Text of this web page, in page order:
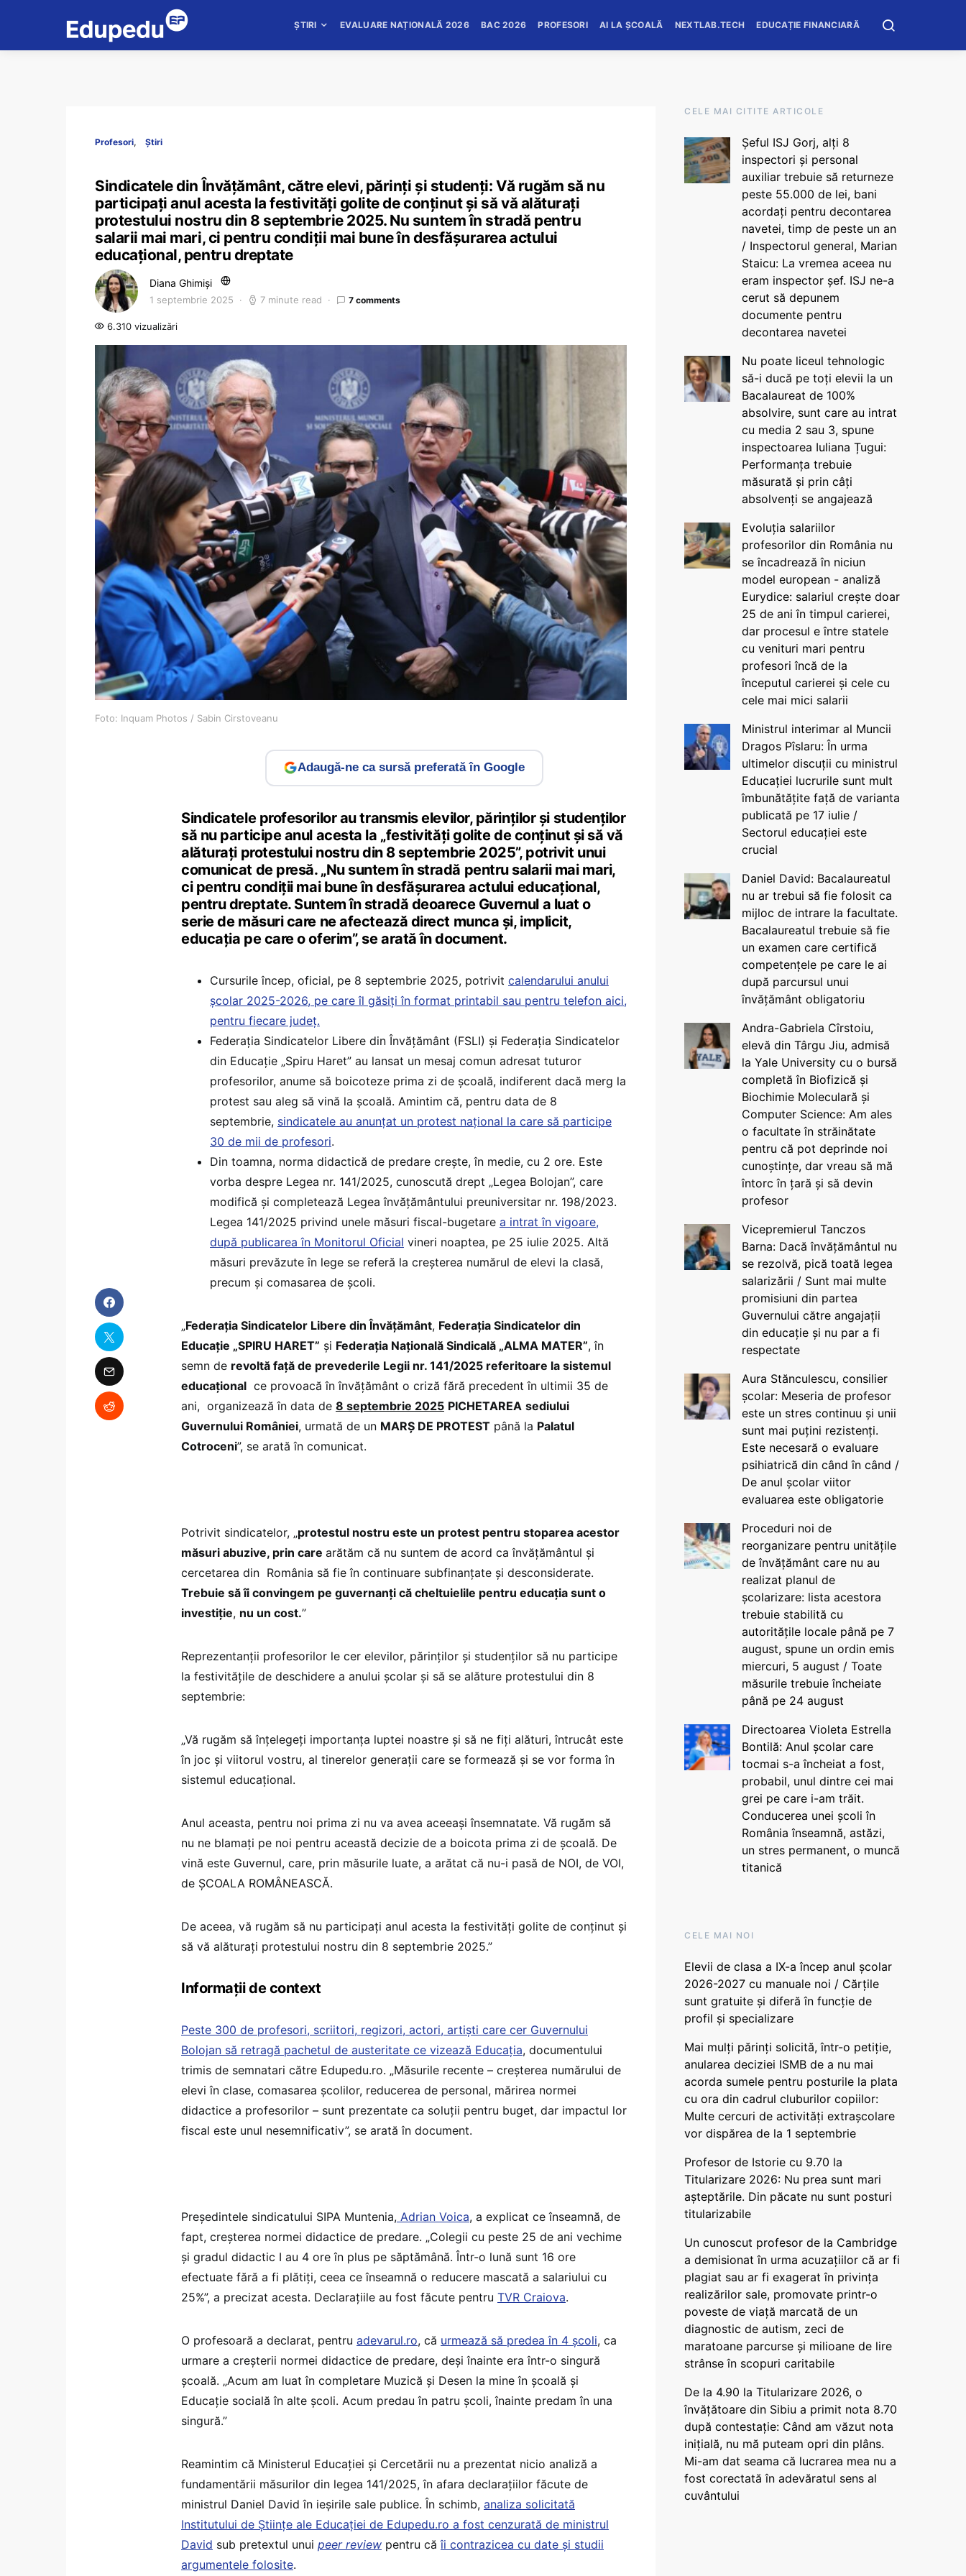
ȘTIRI EVALUARE NAȚIONALĂ 2026 BAC 2026 PROFESORI AI LA ȘCOALĂ NEXTLAB.TECH EDUCAȚIE FINANCIARĂ
Profesori Știri
Sindicatele din Învățământ, către elevi, părinți și studenți: Vă rugăm să nu
participați anul acesta la festivități golite de conținut și să vă alăturați
protestului nostru din 8 septembrie 2025. Nu suntem în stradă pentru
salarii mai mari, ci pentru condiții mai bune în desfășurarea actului
educațional, pentru dreptate
Diana Ghimiși
1 septembrie 2025 7 minute read 7 comments
6.310 vizualizări
Foto: Inquam Photos / Sabin Cirstoveanu
Adaugă-ne ca sursă preferată în Google
Sindicatele profesorilor au transmis elevilor, părinților și studenților
să nu participe anul acesta la „festivități golite de conținut și să vă
alăturați protestului nostru din 8 septembrie 2025”, potrivit unui
comunicat de presă. „Nu suntem în stradă pentru salarii mai mari,
ci pentru condiții mai bune în desfășurarea actului educațional,
pentru dreptate. Suntem în stradă deoarece Guvernul a luat o
serie de măsuri care ne afectează direct munca și, implicit,
educația pe care o oferim”, se arată în document.
Cursurile încep, oficial, pe 8 septembrie 2025, potrivit calendarului anului
școlar 2025-2026, pe care îl găsiți în format printabil sau pentru telefon aici,
pentru fiecare județ.
Federația Sindicatelor Libere din Învățământ (FSLI) și Federația Sindicatelor
din Educație „Spiru Haret” au lansat un mesaj comun adresat tuturor
profesorilor, anume să boicoteze prima zi de școală, indiferent dacă merg la
protest sau aleg să vină la școală. Amintim că, pentru data de 8
septembrie, sindicatele au anunțat un protest național la care să participe
30 de mii de profesori.
Din toamna, norma didactică de predare crește, în medie, cu 2 ore. Este
vorba despre Legea nr. 141/2025, cunoscută drept „Legea Bolojan”, care
modifică și completează Legea învățământului preuniversitar nr. 198/2023.
Legea 141/2025 privind unele măsuri fiscal-bugetare a intrat în vigoare,
după publicarea în Monitorul Oficial vineri noaptea, pe 25 iulie 2025. Altă
măsuri prevăzute în lege se referă la creșterea numărul de elevi la clasă,
precum și comasarea de școli.
„Federația Sindicatelor Libere din Învățământ, Federația Sindicatelor din
Educație „SPIRU HARET” și Federația Națională Sindicală „ALMA MATER”, în
semn de revoltă față de prevederile Legii nr. 141/2025 referitoare la sistemul
educațional ce provoacă în învățământ o criză fără precedent în ultimii 35 de
ani, organizează în data de 8 septembrie 2025 PICHETAREA sediului
Guvernului României, urmată de un MARȘ DE PROTEST până la Palatul
Cotroceni”, se arată în comunicat.
Potrivit sindicatelor, „protestul nostru este un protest pentru stoparea acestor
măsuri abuzive, prin care arătăm că nu suntem de acord ca învățământul și
cercetarea din România să fie în continuare subfinanțate și desconsiderate.
Trebuie să îi convingem pe guvernanți că cheltuielile pentru educația sunt o
investiție, nu un cost.”
Reprezentanții profesorilor le cer elevilor, părinților și studenților să nu participe
la festivitățile de deschidere a anului școlar și să se alăture protestului din 8
septembrie:
„Vă rugăm să înțelegeți importanța luptei noastre și să ne fiți alături, întrucât este
în joc și viitorul vostru, al tinerelor generații care se formează și se vor forma în
sistemul educațional.
Anul aceasta, pentru noi prima zi nu va avea aceeași însemnatate. Vă rugăm să
nu ne blamați pe noi pentru această decizie de a boicota prima zi de școală. De
vină este Guvernul, care, prin măsurile luate, a arătat că nu-i pasă de NOI, de VOI,
de ȘCOALA ROMÂNEASCĂ.
De aceea, vă rugăm să nu participați anul acesta la festivități golite de conținut și
să vă alăturați protestului nostru din 8 septembrie 2025.”
Informații de context
Peste 300 de profesori, scriitori, regizori, actori, artiști care cer Guvernului
Bolojan să retragă pachetul de austeritate ce vizează Educația, documentului
trimis de semnatari către Edupedu.ro. „Măsurile recente – creșterea numărului de
elevi în clase, comasarea școlilor, reducerea de personal, mărirea normei
didactice a profesorilor – sunt prezentate ca soluții pentru buget, dar impactul lor
fiscal este unul nesemnificativ”, se arată în document.
Președintele sindicatului SIPA Muntenia, Adrian Voica, a explicat ce înseamnă, de
fapt, creșterea normei didactice de predare. „Colegii cu peste 25 de ani vechime
și gradul didactic I au 4 ore în plus pe săptămână. Într-o lună sunt 16 ore
efectuate fără a fi plătiți, ceea ce înseamnă o reducere mascată a salariului cu
25%”, a precizat acesta. Declarațiile au fost făcute pentru TVR Craiova.
O profesoară a declarat, pentru adevarul.ro, că urmează să predea în 4 școli, ca
urmare a creșterii normei didactice de predare, deși înainte era într-o singură
școală. „Acum am luat în completare Muzică și Desen la mine în școală și
Educație socială în alte școli. Acum predau în patru școli, înainte predam în una
singură.”
Reamintim că Ministerul Educației și Cercetării nu a prezentat nicio analiză a
fundamentării măsurilor din legea 141/2025, în afara declarațiilor făcute de
ministrul Daniel David în ieșirile sale publice. În schimb, analiza solicitată
Institutului de Științe ale Educației de Edupedu.ro a fost cenzurată de ministrul
David sub pretextul unui peer review pentru căîi contrazicea cu date și studii
argumentele folosite.
CELE MAI CITITE ARTICOLE
Șeful ISJ Gorj, alți 8
inspectori și personal
auxiliar trebuie să returneze
peste 55.000 de lei, bani
acordați pentru decontarea
navetei, timp de peste un an
/ Inspectorul general, Marian
Staicu: La vremea aceea nu
eram inspector șef. ISJ ne-a
cerut să depunem
documente pentru
decontarea navetei
Nu poate liceul tehnologic
să-i ducă pe toți elevii la un
Bacalaureat de 100%
absolvire, sunt care au intrat
cu media 2 sau 3, spune
inspectoarea Iuliana Țugui:
Performanța trebuie
măsurată și prin câți
absolvenți se angajează
Evoluția salariilor
profesorilor din România nu
se încadrează în niciun
model european - analiză
Eurydice: salariul crește doar
25 de ani în timpul carierei,
dar procesul e între statele
cu venituri mari pentru
profesori încă de la
începutul carierei și cele cu
cele mai mici salarii
Ministrul interimar al Muncii
Dragos Pîslaru: În urma
ultimelor discuții cu ministrul
Educației lucrurile sunt mult
îmbunătățite față de varianta
publicată pe 17 iulie /
Sectorul educației este
crucial
Daniel David: Bacalaureatul
nu ar trebui să fie folosit ca
mijloc de intrare la facultate.
Bacalaureatul trebuie să fie
un examen care certifică
competențele pe care le ai
după parcursul unui
învățământ obligatoriu
Andra-Gabriela Cîrstoiu,
elevă din Târgu Jiu, admisă
la Yale University cu o bursă
completă în Biofizică și
Biochimie Moleculară și
Computer Science: Am ales
o facultate în străinătate
pentru că pot deprinde noi
cunoștințe, dar vreau să mă
întorc în țară și să devin
profesor
Vicepremierul Tanczos
Barna: Dacă învățământul nu
se rezolvă, pică toată legea
salarizării / Sunt mai multe
promisiuni din partea
Guvernului către angajații
din educație și nu par a fi
respectate
Aura Stănculescu, consilier
școlar: Meseria de profesor
este un stres continuu și unii
sunt mai puțini rezistenți.
Este necesară o evaluare
psihiatrică din când în când /
De anul școlar viitor
evaluarea este obligatorie
Proceduri noi de
reorganizare pentru unitățile
de învățământ care nu au
realizat planul de
școlarizare: lista acestora
trebuie stabilită cu
autoritățile locale până pe 7
august, spune un ordin emis
miercuri, 5 august / Toate
măsurile trebuie încheiate
până pe 24 august
Directoarea Violeta Estrella
Bontilă: Anul școlar care
tocmai s-a încheiat a fost,
probabil, unul dintre cei mai
grei pe care i-am trăit.
Conducerea unei școli în
România înseamnă, astăzi,
un stres permanent, o muncă
titanică
CELE MAI NOI
Elevii de clasa a IX-a încep anul școlar
2026-2027 cu manuale noi / Cărțile
sunt gratuite și diferă în funcție de
profil și specializare
Mai mulți părinți solicită, într-o petiție,
anularea deciziei ISMB de a nu mai
acorda sumele pentru posturile la plata
cu ora din cadrul cluburilor copiilor:
Multe cercuri de activități extrașcolare
vor dispărea de la 1 septembrie
Profesor de Istorie cu 9.70 la
Titularizare 2026: Nu prea sunt mari
așteptările. Din păcate nu sunt posturi
titularizabile
Un cunoscut profesor de la Cambridge
a demisionat în urma acuzațiilor că ar fi
plagiat sau ar fi exagerat în privința
realizărilor sale, promovate printr-o
poveste de viață marcată de un
diagnostic de autism, zeci de
maratoane parcurse și milioane de lire
strânse în scopuri caritabile
De la 4.90 la Titularizare 2026, o
învățătoare din Sibiu a primit nota 8.70
după contestație: Când am văzut nota
inițială, nu mă puteam opri din plâns.
Mi-am dat seama că lucrarea mea nu a
fost corectată în adevăratul sens al
cuvântului